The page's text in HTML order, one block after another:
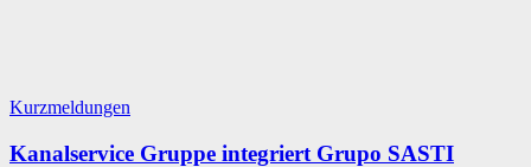
Kurzmeldungen
Kanalservice Gruppe integriert Grupo SASTI